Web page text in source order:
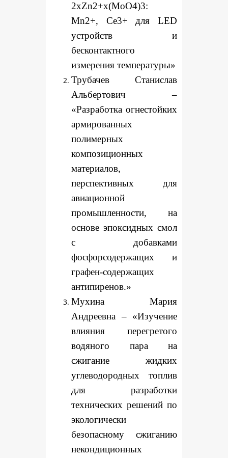
2xZn2+x(MoO4)3:
Mn2+, Ce3+ для LED
устройств и
бесконтактного
измерения температуры»
Трубачев Станислав
Альбертович –
«Разработка огнестойких
армированных
полимерных
композиционных
материалов,
перспективных для
авиационной
промышленности, на
основе эпоксидных смол
с добавками
фосфорсодержащих и
графен-содержащих
антипиренов.»
Мухина Мария
Андреевна – «Изучение
влияния перегретого
водяного пара на
сжигание жидких
углеводородных топлив
для разработки
технических решений по
экологически
безопасному сжиганию
некондиционных